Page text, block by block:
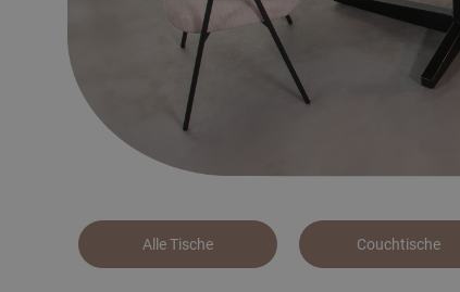
Alle Tische Couchtische